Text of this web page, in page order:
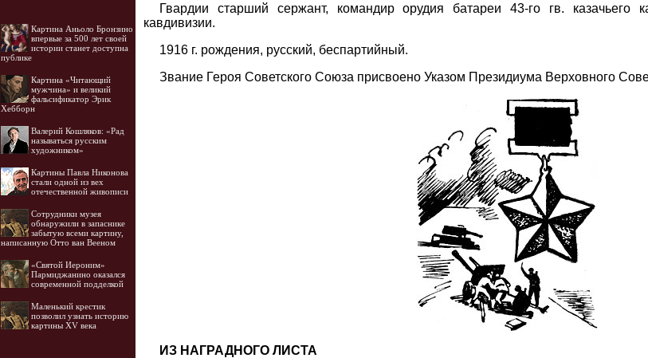
Картина Аньоло Бронзино
впервые за 500 лет своей
истории станет доступна
публике
Картина «Читающий
мужчина» и великий
фальсификатор Эрик
Хебборн
Валерий Кошляков: «Рад
называться русским
художником»
Картины Павла Никонова
стали одной из вех
отечественной живописи
Cотрудники музея
обнаружили в запаснике
забытую всеми картину,
написанную Отто ван Вееном
«Святой Иероним»
Пармиджанино оказался
современной подделкой
Маленький крестик
позволил узнать историю
картины XV века
Гвардии старший сержант, командир орудия батареи 43-го гв. казачьего
кавдивизии.
1916 г. рождения, русский, беспартийный.
Звание Героя Советского Союза присвоено Указом Президиума Верховного
ИЗ НАГРАДНОГО ЛИСТА